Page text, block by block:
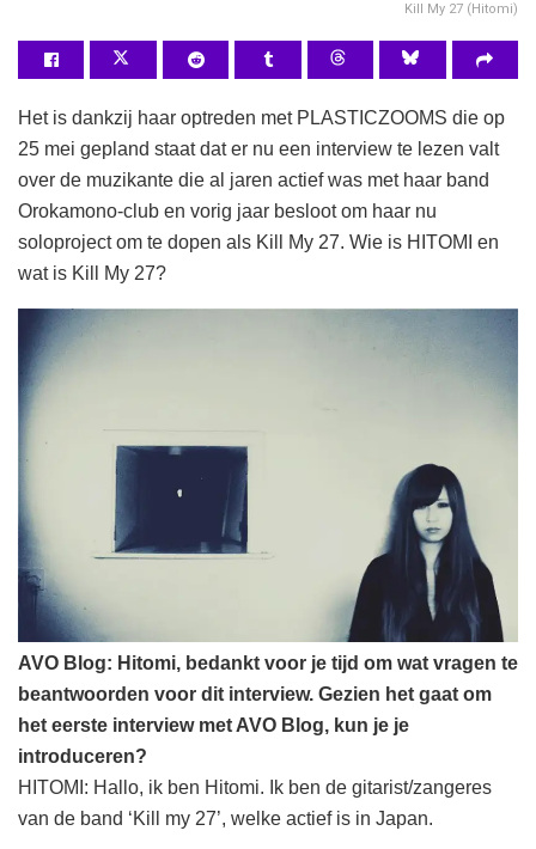
Kill My 27 (Hitomi)
Het is dankzij haar optreden met PLASTICZOOMS die op
25 mei gepland staat dat er nu een interview te lezen valt
over de muzikante die al jaren actief was met haar band
Orokamono-club en vorig jaar besloot om haar nu
soloproject om te dopen als Kill My 27. Wie is HITOMI en
wat is Kill My 27?
AVO Blog: Hitomi, bedankt voor je tijd om wat vragen te
beantwoorden voor dit interview. Gezien het gaat om
het eerste interview met AVO Blog, kun je je
introduceren?
HITOMI: Hallo, ik ben Hitomi. Ik ben de gitarist/zangeres
van de band ‘Kill my 27’, welke actief is in Japan.